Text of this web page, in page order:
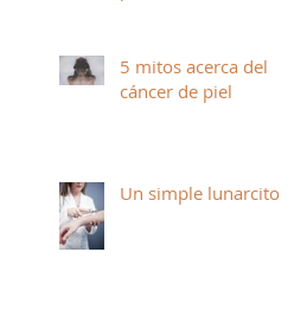
5 mitos acerca del
cáncer de piel
Un simple lunarcito